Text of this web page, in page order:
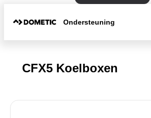
Ondersteuning
CFX5 Koelboxen